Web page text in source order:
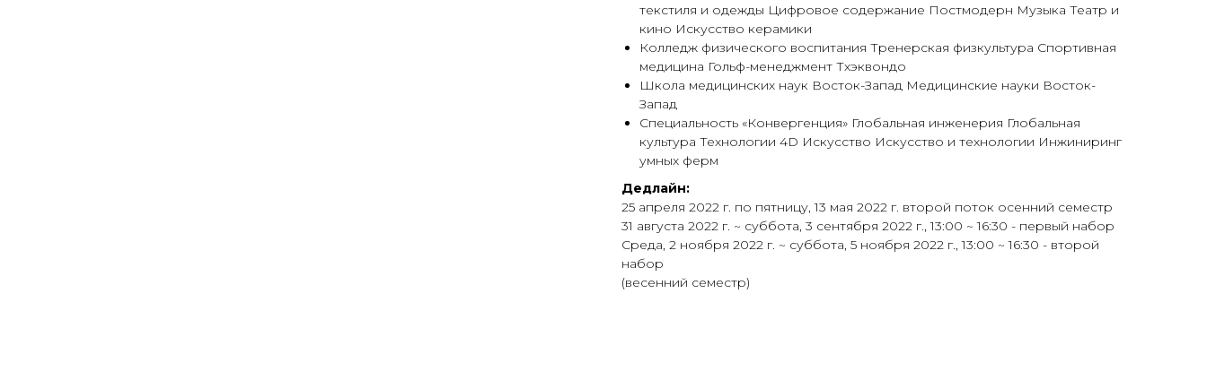
текстиля и одежды Цифровое содержание Постмодерн Музыка Театр и
кино Искусство керамики
Колледж физического воспитания Тренерская физкультура Спортивная
медицина Гольф-менеджмент Тхэквондо
Школа медицинских наук Восток-Запад Медицинские науки Восток-
Запад
Специальность «Конвергенция» Глобальная инженерия Глобальная
культура Технологии 4D Искусство Искусство и технологии Инжиниринг
умных ферм
Дедлайн:
25 апреля 2022 г. по пятницу, 13 мая 2022 г. второй поток осенний семестр
31 августа 2022 г. ~ суббота, 3 сентября 2022 г., 13:00 ~ 16:30 - первый набор
Среда, 2 ноября 2022 г. ~ суббота, 5 ноября 2022 г., 13:00 ~ 16:30 - второй
набор
(весенний семестр)